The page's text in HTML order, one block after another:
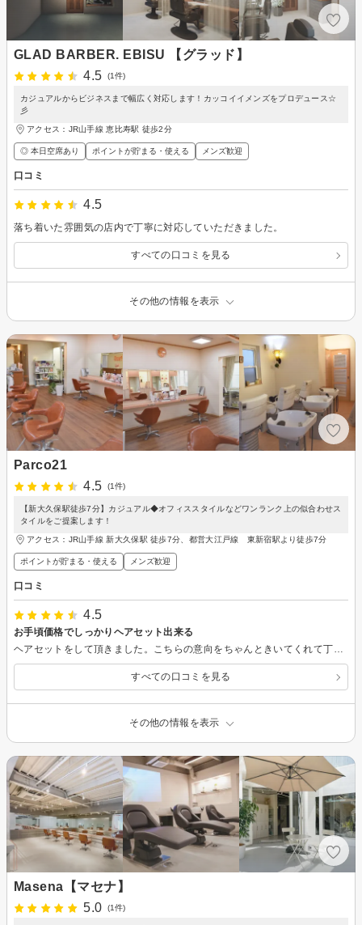
GLAD BARBER. EBISU 【グラッド】
4.5
(1件)
カジュアルからビジネスまで幅広く対応します！カッコイイメンズをプロデュース☆
彡
アクセス：JR山手線 恵比寿駅 徒歩2分
◎ 本日空席あり ポイントが貯まる・使える メンズ歓迎
口コミ
4.5
落ち着いた雰囲気の店内で丁寧に対応していただきました。
すべての口コミを見る
その他の情報を表示
Parco21
4.5
(1件)
【新大久保駅徒歩7分】カジュアル◆オフィススタイルなどワンランク上の似合わせス
タイルをご提案します！
アクセス：JR山手線 新大久保駅 徒歩7分、都営大江戸線 東新宿駅より徒歩7分
ポイントが貯まる・使える メンズ歓迎
口コミ
4.5
お手頃価格でしっかりヘアセット出来る
ヘアセットをして頂きました。こちらの意向をちゃんときいてくれて丁寧に仕上げて下さいました。お値段もリーズナブルで助かりました。
すべての口コミを見る
その他の情報を表示
Masena【マセナ】
5.0
(1件)